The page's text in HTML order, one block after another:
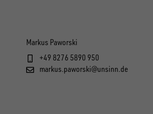
Markus Paworski
+49 8276 5890 950
markus.paworski@unsinn.de